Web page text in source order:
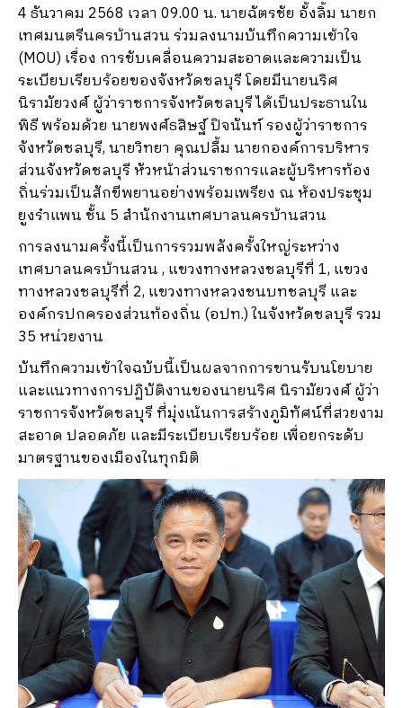
4 ธันวาคม 2568 เวลา 09.00 น. นายฉัตรชัย อั้งลิ้ม นายก
เทศมนตรีนครบ้านสวน ร่วมลงนามบันทึกความเข้าใจ
(MOU) เรื่อง การขับเคลื่อนความสะอาดและความเป็น
ระเบียบเรียบร้อยของจังหวัดชลบุรี โดยมีนายนริศ
นิรามัยวงศ์ ผู้ว่าราชการจังหวัดชลบุรี ได้เป็นประธานใน
พิธี พร้อมด้วย นายพงศ์ธสิษฐ์ ปิจนันท์ รองผู้ว่าราชการ
จังหวัดชลบุรี, นายวิทยา คุณปลื้ม นายกองค์การบริหาร
ส่วนจังหวัดชลบุรี หัวหน้าส่วนราชการและผู้บริหารท้อง
ถิ่นร่วมเป็นสักขีพยานอย่างพร้อมเพรียง ณ ห้องประชุม
ยูงรำแพน ชั้น 5 สำนักงานเทศบาลนครบ้านสวน
การลงนามครั้งนี้เป็นการรวมพลังครั้งใหญ่ระหว่าง
เทศบาลนครบ้านสวน , แขวงทางหลวงชลบุรีที่ 1, แขวง
ทางหลวงชลบุรีที่ 2, แขวงทางหลวงชนบทชลบุรี และ
องค์กรปกครองส่วนท้องถิ่น (อปท.) ในจังหวัดชลบุรี รวม
35 หน่วยงาน
บันทึกความเข้าใจฉบับนี้เป็นผลจากการขานรับนโยบาย
และแนวทางการปฏิบัติงานของนายนริศ นิรามัยวงศ์ ผู้ว่า
ราชการจังหวัดชลบุรี ที่มุ่งเน้นการสร้างภูมิทัศน์ที่สวยงาม
สะอาด ปลอดภัย และมีระเบียบเรียบร้อย เพื่อยกระดับ
มาตรฐานของเมืองในทุกมิติ